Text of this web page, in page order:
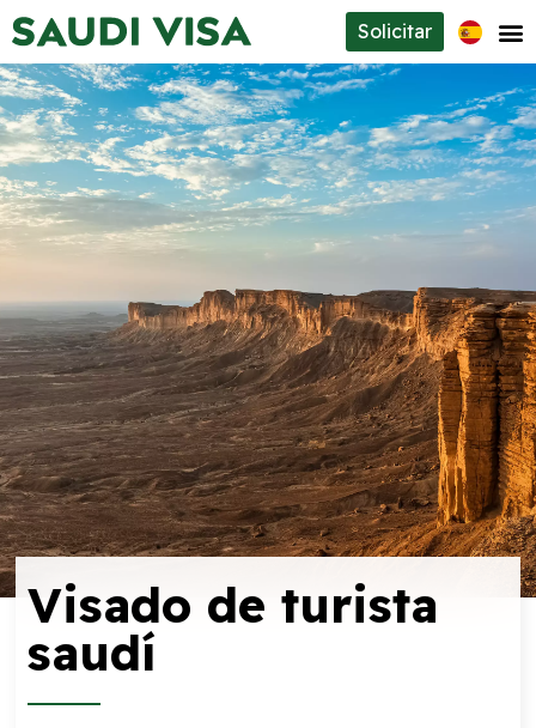
Solicitar
Tipos de visados
Sobre nosotros
Contacto
Visado de turista
saudí